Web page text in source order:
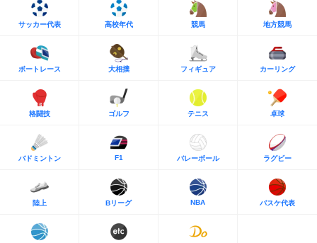
サッカー代表 高校年代 競馬 地方競馬
ボートレース 大相撲 フィギュア カーリング
格闘技 ゴルフ テニス 卓球
バドミントン F1 バレーボール ラグビー
陸上 Bリーグ NBA バスケ代表